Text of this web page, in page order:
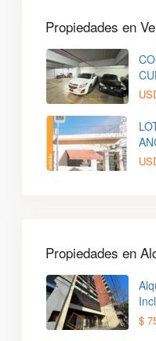
Propiedades en
Propiedades en
$